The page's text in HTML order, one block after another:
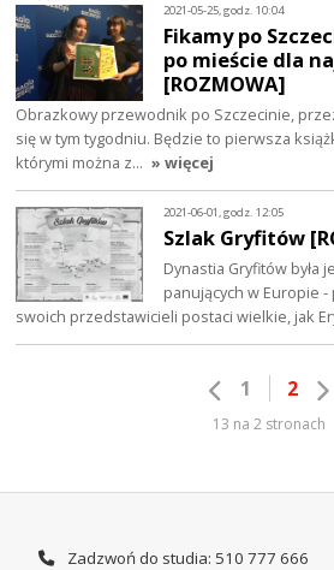
2021-05-25, godz. 10:04
Fikamy po
po mieście dla
[ROZMOWA]
Obrazkowy przewodnik po Szczecinie,
się w tym tygodniu. Będzie to pierwsza
którymi można z… » więcej
2021-06-01, godz. 12:05
Szlak Gryfitów
Dynastia Gryfitów była
panujących w Europie -
swoich przedstawicieli postaci wielkie, jak
1 2
13 na 2 stronach
Zadzwoń do studia: 510 777 666